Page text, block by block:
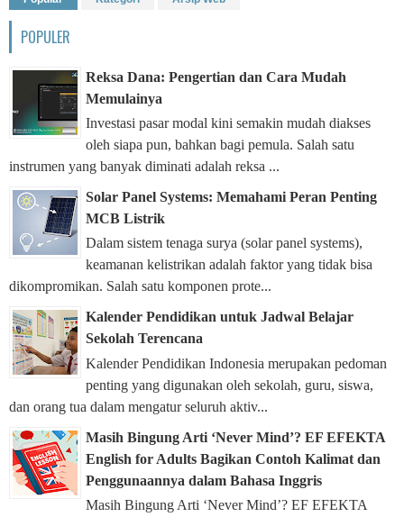
POPULER
Reksa Dana: Pengertian dan Cara Mudah
Memulainya
Investasi pasar modal kini semakin mudah diakses
oleh siapa pun, bahkan bagi pemula. Salah satu
instrumen yang banyak diminati adalah reksa ...
Solar Panel Systems: Memahami Peran Penting
MCB Listrik
Dalam sistem tenaga surya (solar panel systems),
keamanan kelistrikan adalah faktor yang tidak bisa
dikompromikan. Salah satu komponen prote...
Kalender Pendidikan untuk Jadwal Belajar
Sekolah Terencana
Kalender Pendidikan Indonesia merupakan pedoman
penting yang digunakan oleh sekolah, guru, siswa,
dan orang tua dalam mengatur seluruh aktiv...
Masih Bingung Arti ‘Never Mind’? EF EFEKTA
English for Adults Bagikan Contoh Kalimat dan
Penggunaannya dalam Bahasa Inggris
Masih Bingung Arti ‘Never Mind’? EF EFEKTA